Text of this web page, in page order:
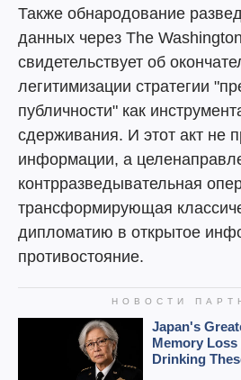
Также обнародование
данных через The
свидетельствует об
легитимизации стратегии
публичности" как
сдерживания. И этот акт не
информации, а
контрразведывательная
трансформирующая
дипломатию в открытое
противостояние.